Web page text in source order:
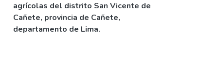
agrícolas del distrito San Vicente de
Cañete, provincia de Cañete,
departamento de Lima.